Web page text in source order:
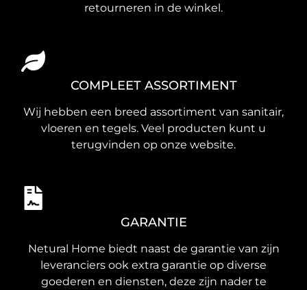
retourneren in de winkel.
COMPLEET ASSORTIMENT
Wij hebben een breed assortiment van sanitair,
vloeren en tegels. Veel producten kunt u
terugvinden op onze website.
GARANTIE
Netural Home biedt naast de garantie van zijn
leveranciers ook extra garantie op diverse
goederen en diensten, deze zijn nader te